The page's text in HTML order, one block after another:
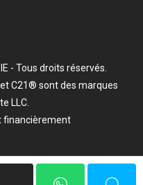
- Tous droits réservés.
et C21® sont des marques
LLC.
financièrement